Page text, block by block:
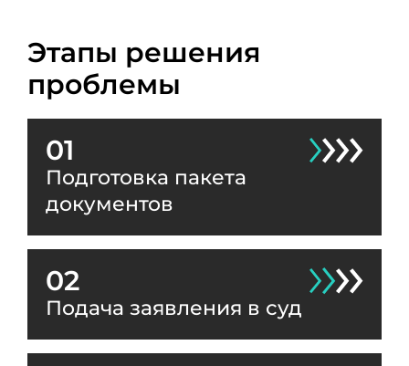
Этапы решения
проблемы
01
Подготовка пакета
документов
02
Подача заявления в суд